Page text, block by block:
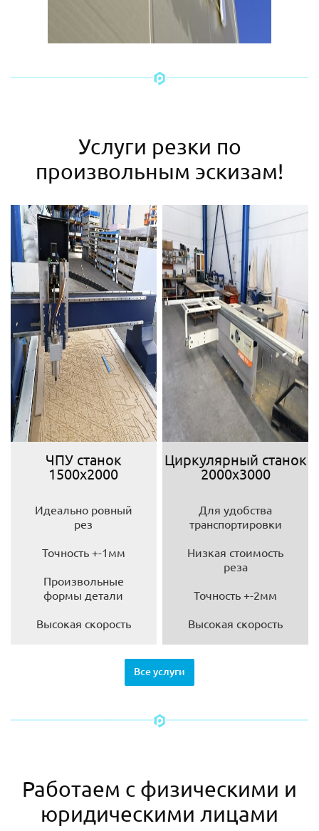
Услуги резки по
произвольным эскизам!
ЧПУ станок
1500х2000
Идеально ровный
рез
Точность +-1мм
Произвольные
формы детали
Высокая скорость
Циркулярный станок
2000х3000
Для удобства
транспортировки
Низкая стоимость
реза
Точность +-2мм
Высокая скорость
Все услуги
Работаем с физическими и
юридическими лицами